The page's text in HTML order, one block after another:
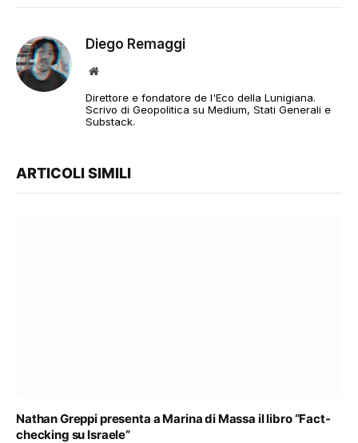
Diego Remaggi
Sito
Direttore e fondatore de l'Eco della Lunigiana.
Scrivo di Geopolitica su Medium, Stati Generali e
Substack.
ARTICOLI SIMILI
Nathan Greppi presenta a Marina di Massa il libro “Fact-
checking su Israele”